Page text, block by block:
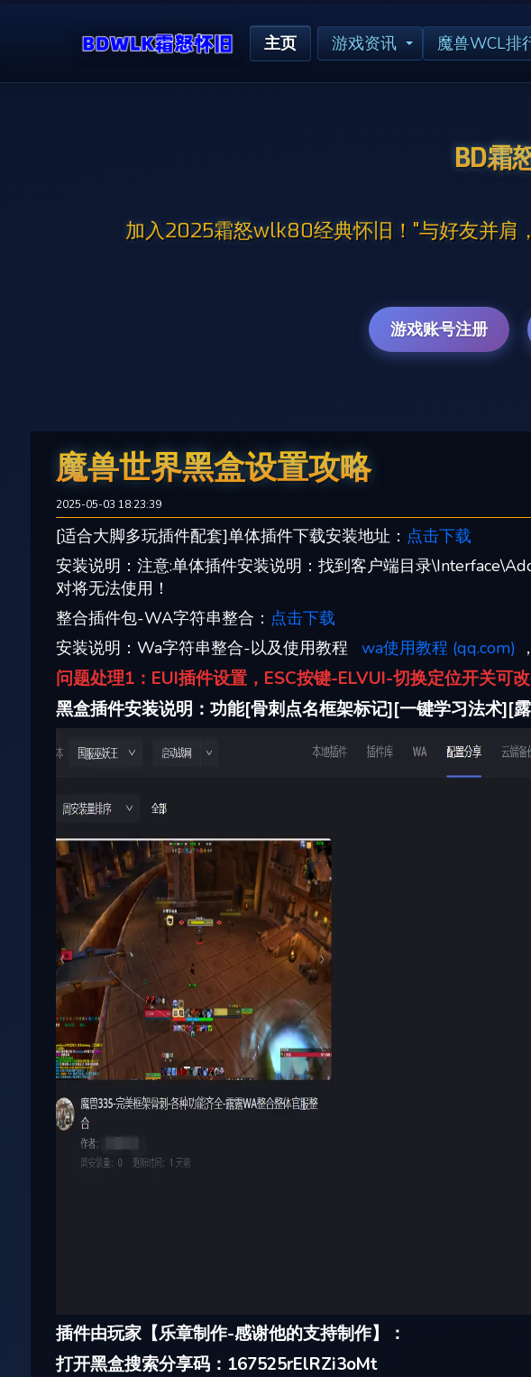
BD霜
加入2025霜怒wlk80经典怀旧！"与好友并肩
游戏账号注册
主页 游戏资讯 魔兽WCL排
魔兽世界黑盒设置攻略
2025-05-03 18:23:39
[适合大脚多玩插件配套]单体插件下载安装地址： 点击下载
安装说明：注意:单体插件安装说明：找到客户端目录
对将无法使用！
整合插件包-WA字符串整合： 点击下载
安装说明：Wa字符串整合-以及使用教程 wa使用教程 (qq.com)
问题处理1：EUI插件设置，ESC按键-ELVUI-切换定位开关可改
黑盒插件安装说明：功能[骨刺点名框架标记][一键学习法术][
插件由玩家【乐章制作-感谢他的支持制作】：
打开黑盒搜索分享码：167525rElRZi3oMt